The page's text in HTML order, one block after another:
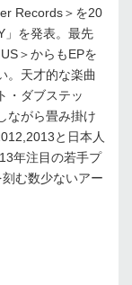
Records＞を20
」を発表。最先
＞からもEPを
。天才的な楽曲
・ダブステッ
ながら畳み掛け
と日本人
年注目の若手プ
む数少ないアー